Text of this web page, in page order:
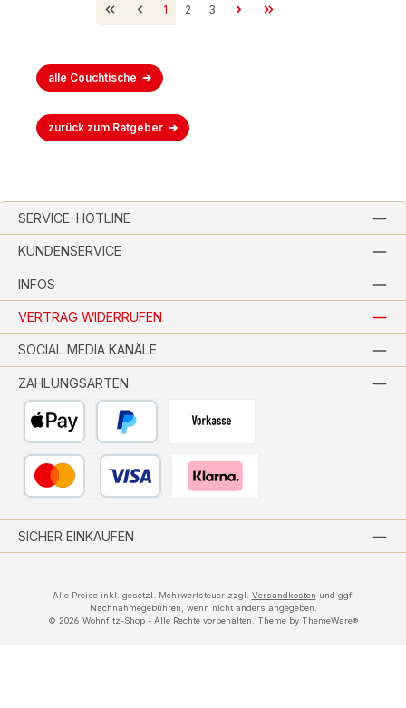
Seite
1 Seite
2 Seite
3
alle Couchtische
zurück zum Ratgeber
SERVICE-HOTLINE
KUNDENSERVICE
INFOS
VERTRAG WIDERRUFEN
ZAHLUNGSARTEN
SOCIAL MEDIA KANÄLE
SICHER EINKAUFEN
Alle Preise inkl. gesetzl. Mehrwertsteuer zzgl. Versandkosten und ggf.
Nachnahmegebühren, wenn nicht anders angegeben.
© 2026 Wohnfitz-Shop - Alle Rechte vorbehalten. Theme by ThemeWare®